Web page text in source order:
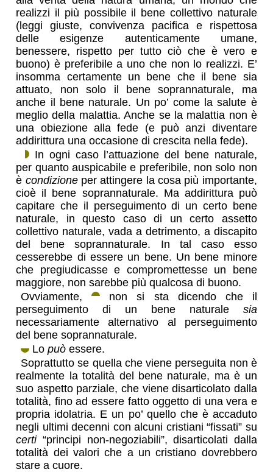
realizzi il più possibile il bene collettivo naturale
(leggi giuste, convivenza pacifica e rispettosa
delle esigenze autenticamente umane,
benessere, rispetto per tutto ciò che è vero e
buono) è preferibile a uno che non lo realizzi. E’
insomma certamente un bene che il bene sia
attuato, non solo il bene soprannaturale, ma
anche il bene naturale. Un po’ come la salute è
meglio della malattia. Anche se la malattia non è
una obiezione alla fede (e può anzi diventare
addirittura una occasione di crescita nella fede).
In ogni caso l’attuazione del bene naturale,
per quanto auspicabile e preferibile, non solo non
è condizioneper attingere la cosa più importante,
cioè il bene soprannaturale. Ma addirittura può
capitare che il perseguimento di un certo bene
naturale, in questo caso di un certo assetto
collettivo naturale, vada a detrimento, a discapito
del bene soprannaturale. In tal caso esso
cesserebbe di essere un bene. Un bene minore
che pregiudicasse e compromettesse un bene
maggiore, non sarebbe più qualcosa di buono.
Ovviamente,
non si sta dicendo che il
perseguimento di un bene naturale sia
necessariamente alternativo al perseguimento
del bene soprannaturale.
Lopuò essere.
Soprattutto se quella che viene perseguita non è
realmente la totalità del bene naturale, ma è un
suo aspetto parziale, che viene disarticolato dalla
totalità, fino ad essere fatto oggetto di una vera e
propria idolatria. E un po’ quello che è accaduto
negli ultimi decenni con alcuni cristiani “fissati” su
certi“principi non-negoziabili”, disarticolati dalla
totalità dei valori che a un cristiano dovrebbero
stare a cuore.